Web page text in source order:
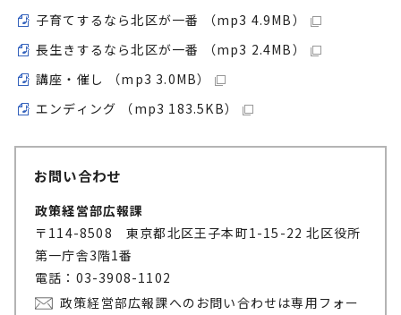
子育てするなら北区が一番 （mp3 4.9MB）
長生きするなら北区が一番 （mp3 2.4MB）
講座・催し （mp3 3.0MB）
エンディング （mp3 183.5KB）
お問い合わせ
政策経営部広報課
〒114-8508 東京都北区王子本町1-15-22 北区役所
第一庁舎3階1番
電話：03-3908-1102
政策経営部広報課へのお問い合わせは専用フォー